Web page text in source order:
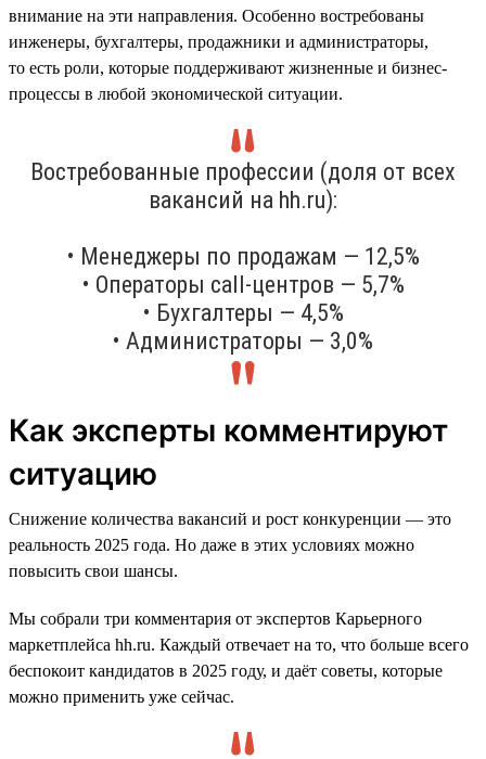
внимание на эти направления. Особенно востребованы
инженеры, бухгалтеры, продажники и администраторы,
то есть роли, которые поддерживают жизненные и бизнес-
процессы в любой экономической ситуации.
Востребованные профессии (доля от всех
вакансий на hh.ru):
• Менеджеры по продажам — 12,5%
• Операторы call-центров — 5,7%
• Бухгалтеры — 4,5%
• Администраторы — 3,0%
Как эксперты комментируют
ситуацию
Снижение количества вакансий и рост конкуренции — это
реальность 2025 года. Но даже в этих условиях можно
повысить свои шансы.
Мы собрали три комментария от экспертов Карьерного
маркетплейса hh.ru. Каждый отвечает на то, что больше всего
беспокоит кандидатов в 2025 году, и даёт советы, которые
можно применить уже сейчас.